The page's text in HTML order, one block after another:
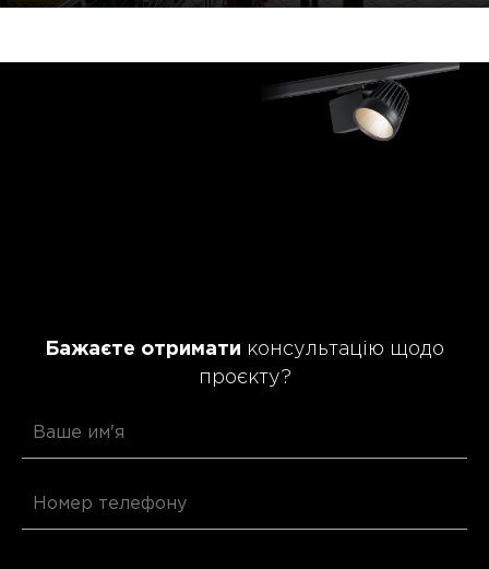
Бажаєте отримати консультацію щодо
проєкту?